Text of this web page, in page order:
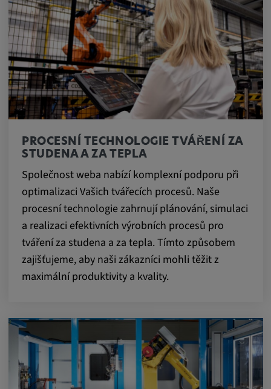
PROCESNÍ TECHNOLOGIE TVÁŘENÍ ZA
STUDENA A ZA TEPLA
Společnost weba nabízí komplexní podporu při
optimalizaci Vašich tvářecích procesů. Naše
procesní technologie zahrnují plánování, simulaci
a realizaci efektivních výrobních procesů pro
tváření za studena a za tepla. Tímto způsobem
zajišťujeme, aby naši zákazníci mohli těžit z
maximální produktivity a kvality.
Tyto soubory cookie se používají k
zaznamenávání chování návštěvníků
webových stránek.
Trvání cookies:
13 měsíců